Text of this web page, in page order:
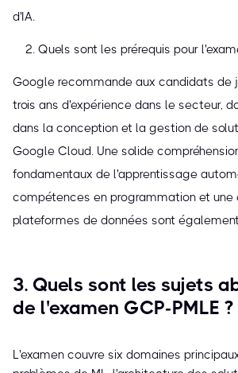
d'IA.
Quels sont les prérequis pour
Google recommande aux candidats de
trois ans d'expérience dans le secteur,
dans la conception et la gestion de
Google Cloud. Une solide
fondamentaux de l'apprentissage
compétences en programmation et une
plateformes de données sont
3. Quels sont les sujets
de l'examen GCP-PMLE ?
L'examen couvre six domaines